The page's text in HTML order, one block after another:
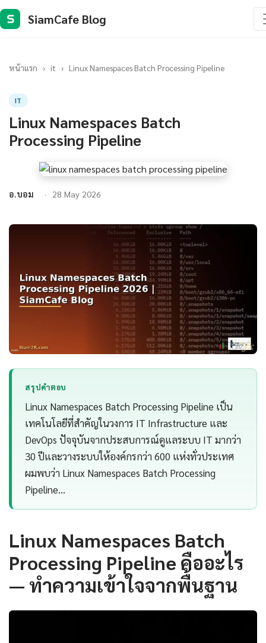
S SiamCafe Blog
หน้าแรก › it › Linux Namespaces Batch Processing Pipeline
IT
Linux Namespaces Batch
Processing Pipeline
อ.บอม 28 May 2026
สรุปคำตอบ
Linux Namespaces Batch Processing Pipeline เป็น
เทคโนโลยีที่สำคัญในวงการ IT Infrastructure และ
DevOps ปัจจุบันจากประสบการณ์ดูแลระบบ IT มากว่า
30 ปีและวางระบบให้องค์กรกว่า 600 แห่งทั่วประเทศ
ผมพบว่า Linux Namespaces Batch Processing
Pipeline…
Linux Namespaces Batch
Processing Pipeline คืออะไร
— ทำความเข้าใจจากพื้นฐาน